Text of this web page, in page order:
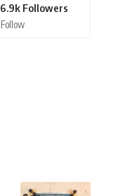
6.9k Followers
Follow